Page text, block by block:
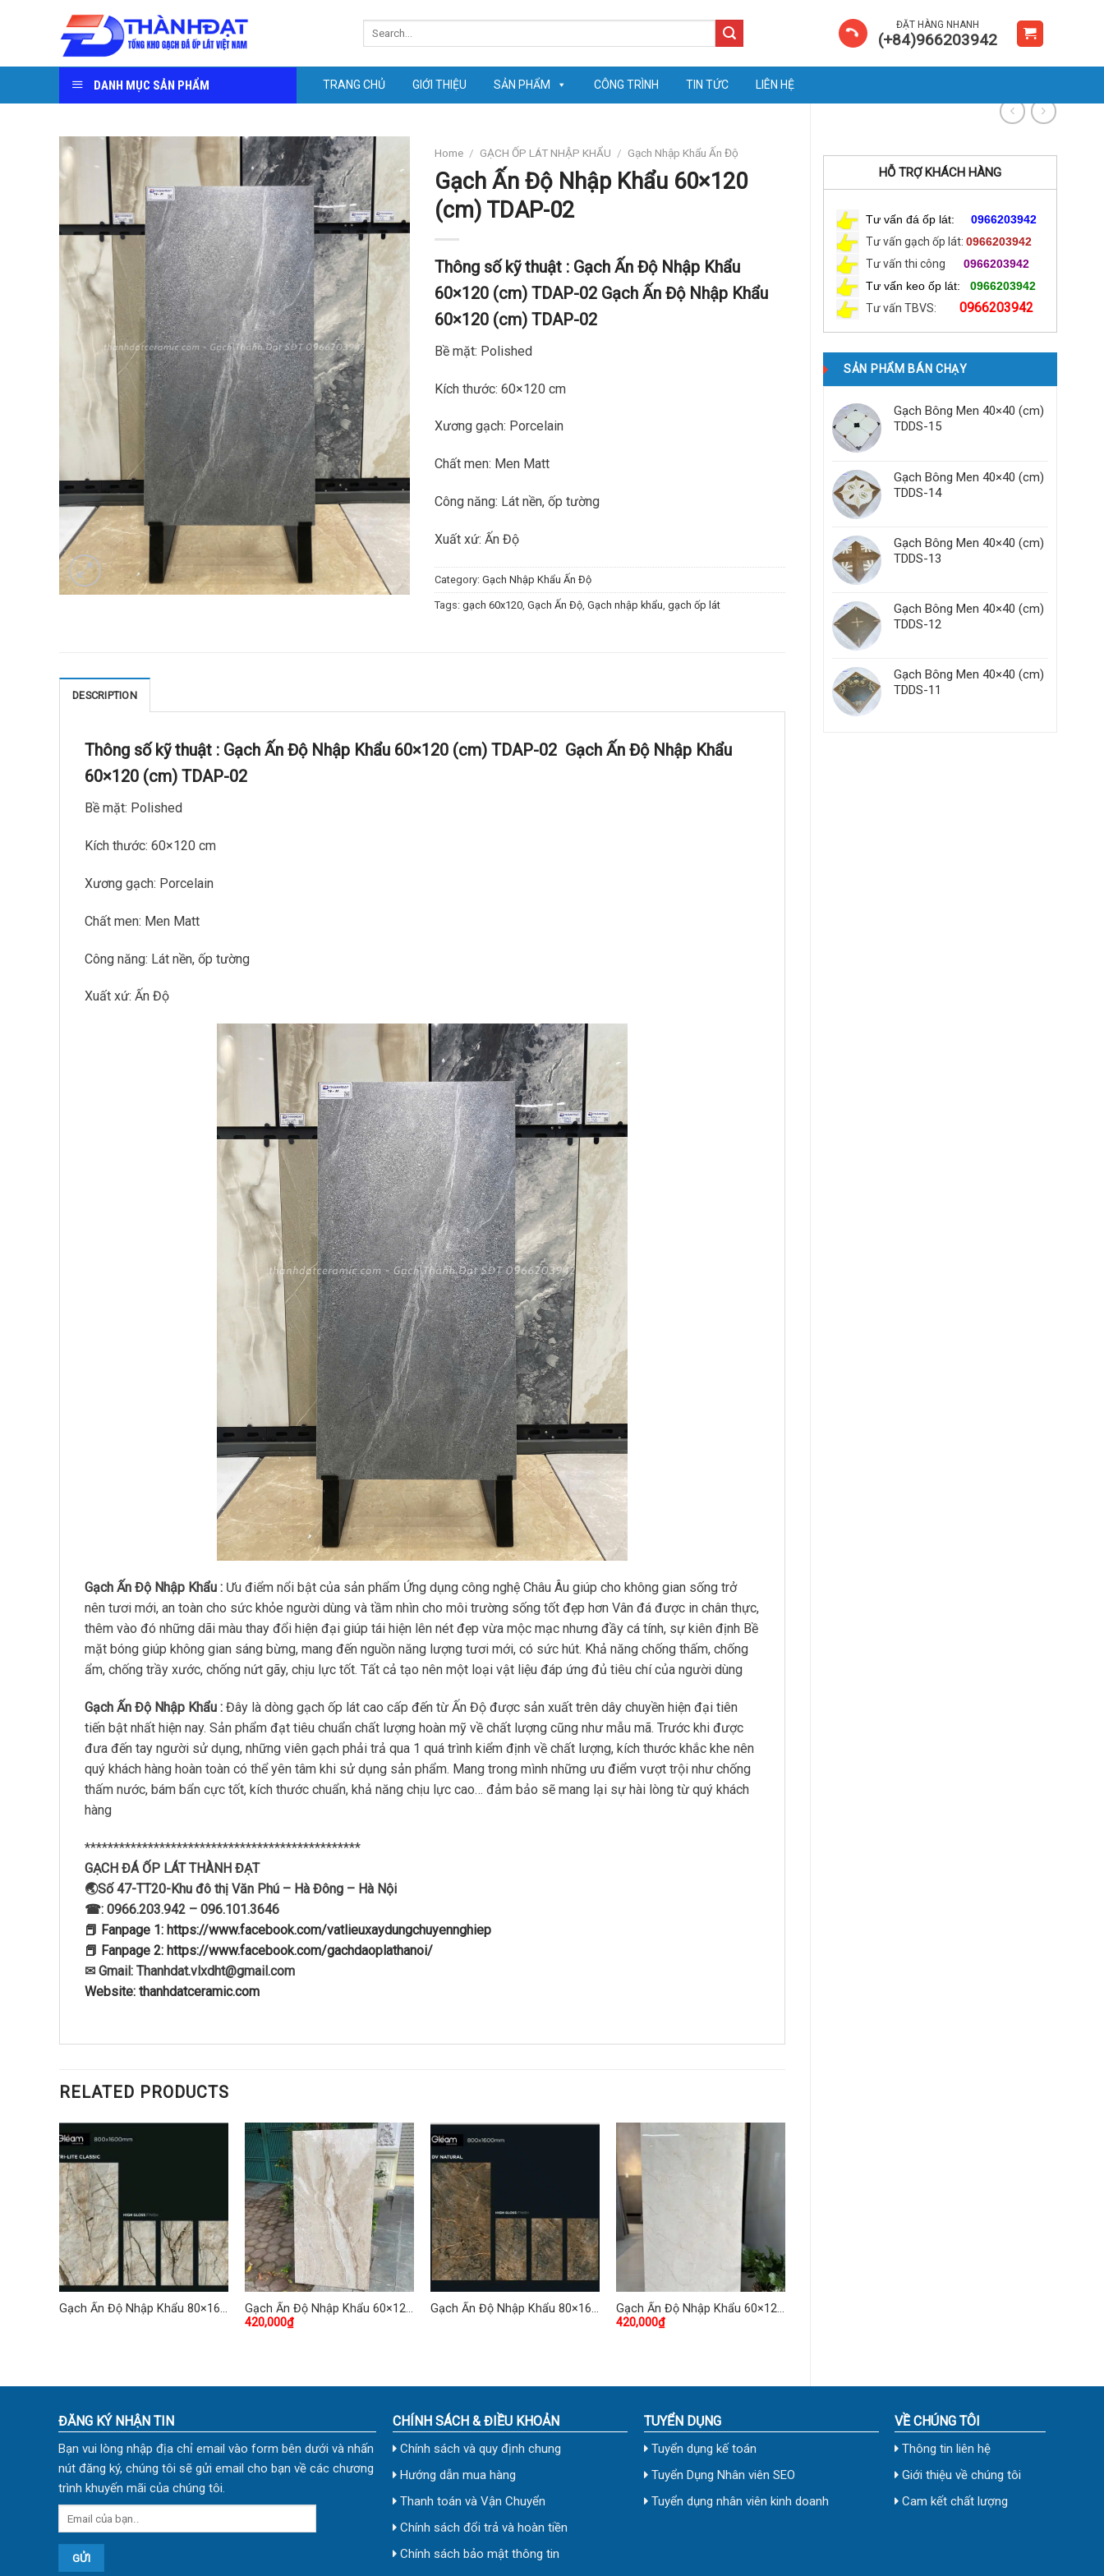
ĐẶT HÀNG NHANH
(+84)966203942
DANH MỤC SẢN PHẨM TRANG CHỦ GIỚI THIỆU SẢN PHẨM CÔNG TRÌNH TIN TỨC LIÊN HỆ
HỖ TRỢ KHÁCH HÀNG
Tư vấn đá ốp lát: 0966203942
Tư vấn gạch ốp lát: 0966203942
Tư vấn thi công
0966203942
Tư vấn keo ốp lát:
0966203942
Tư vấn TBVS:
0966203942
SẢN PHẨM BÁN CHẠY
Gạch Bông Men 40×40 (cm)
TDDS-15
Gạch Bông Men 40×40 (cm)
TDDS-14
Gạch Bông Men 40×40 (cm)
TDDS-13
Gạch Bông Men 40×40 (cm)
TDDS-12
Gạch Bông Men 40×40 (cm)
TDDS-11
Home / GẠCH ỐP LÁT NHẬP KHẨU / Gạch Nhập Khẩu Ấn Độ
Gạch Ấn Độ Nhập Khẩu 60×120
(cm) TDAP-02
Thông số kỹ thuật : Gạch Ấn Độ Nhập Khẩu
60×120 (cm) TDAP-02 Gạch Ấn Độ Nhập Khẩu
60×120 (cm) TDAP-02
Bề mặt: Polished
Kích thước: 60×120 cm
Xương gạch: Porcelain
Chất men: Men Matt
Công năng: Lát nền, ốp tường
Xuất xứ: Ấn Độ
Category: Gạch Nhập Khẩu Ấn Độ
Tags: gạch 60x120 Gạch Ấn Độ Gạch nhập khẩu gạch ốp lát
DESCRIPTION
Thông số kỹ thuật : Gạch Ấn Độ Nhập Khẩu 60×120 (cm) TDAP-02 Gạch Ấn Độ Nhập Khẩu
60×120 (cm) TDAP-02
Bề mặt: Polished
Kích thước: 60×120 cm
Xương gạch: Porcelain
Chất men: Men Matt
Công năng: Lát nền, ốp tường
Xuất xứ: Ấn Độ
Gạch Ấn Độ Nhập Khẩu : Ưu điểm nổi bật của sản phẩm Ứng dụng công nghệ Châu Âu giúp cho không gian sống trở
nên tươi mới, an toàn cho sức khỏe người dùng và tầm nhìn cho môi trường sống tốt đẹp hơn Vân đá được in chân thực,
thêm vào đó những dãi màu thay đổi hiện đại giúp tái hiện lên nét đẹp vừa mộc mạc nhưng đầy cá tính, sự kiên định Bề
mặt bóng giúp không gian sáng bừng, mang đến nguồn năng lượng tươi mới, có sức hút. Khả năng chống thấm, chống
ẩm, chống trầy xước, chống nứt gãy, chịu lực tốt. Tất cả tạo nên một loại vật liệu đáp ứng đủ tiêu chí của người dùng
Gạch Ấn Độ Nhập Khẩu : Đây là dòng gạch ốp lát cao cấp đến từ Ấn Độ được sản xuất trên dây chuyền hiện đại tiên
tiến bật nhất hiện nay. Sản phẩm đạt tiêu chuẩn chất lượng hoàn mỹ về chất lượng cũng như mẫu mã. Trước khi được
đưa đến tay người sử dụng, những viên gạch phải trả qua 1 quá trình kiểm định về chất lượng, kích thước khắc khe nên
quý khách hàng hoàn toàn có thể yên tâm khi sử dụng sản phẩm. Mang trong mình những ưu điểm vượt trội như chống
thấm nước, bám bẩn cực tốt, kích thước chuẩn, khả năng chịu lực cao… đảm bảo sẽ mang lại sự hài lòng từ quý khách
hàng
************************************************
GẠCH ĐÁ ỐP LÁT THÀNH ĐẠT
🌏Số 47-TT20-Khu đô thị Văn Phú – Hà Đông – Hà Nội
☎: 0966.203.942 – 096.101.3646
📕 Fanpage 1: https://www.facebook.com/vatlieuxaydungchuyennghiep
📕 Fanpage 2: https://www.facebook.com/gachdaoplathanoi/
✉ Gmail: Thanhdat.vlxdht@gmail.com
Website: thanhdatceramic.com
RELATED PRODUCTS
Gạch Ấn Độ Nhập Khẩu 80×160
Gạch Ấn Độ Nhập Khẩu 60×120
(cm) TDVH-04
420,000₫
Gạch Ấn Độ Nhập Khẩu 80×160
Gạch Ấn Độ Nhập Khẩu 60×120
(cm) TDHP-08
420,000₫
ĐĂNG KÝ NHẬN TIN
Bạn vui lòng nhập địa chỉ email vào form bên dưới và nhấn
nút đăng ký, chúng tôi sẽ gửi email cho bạn về các chương
trình khuyến mãi của chúng tôi.
CHÍNH SÁCH & ĐIỀU KHOẢN
Chính sách và quy định chung
Hướng dẫn mua hàng
Thanh toán và Vận Chuyển
Chính sách đổi trả và hoàn tiền
Chính sách bảo mật thông tin
TUYỂN DỤNG
Tuyển dụng kế toán
Tuyển Dụng Nhân viên SEO
Tuyển dụng nhân viên kinh doanh
VỀ CHÚNG TÔI
Thông tin liên hệ
Giới thiệu về chúng tôi
Cam kết chất lượng